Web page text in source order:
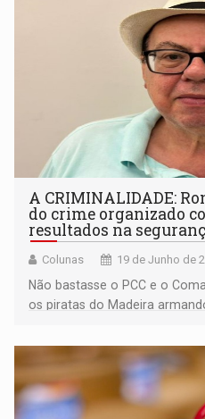
A CRIMINALIDADE:
do crime organizado
resultados na
Colunas 19 de Junho de
Não bastasse o PCC e o
os piratas do Madeira